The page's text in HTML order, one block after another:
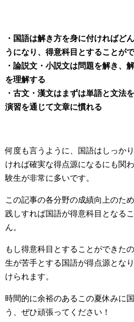
・国語は解き方を身に付ければど
うになり、得意科目とすることが
・論説文・小説文は問題を解き、
を理解する
・古文・漢文はまずは単語と文法
演習を通じて文章に慣れる
何度も言うように、国語はしっか
ければ確実な得点源になるにも関
験生が非常に多いです。
この記事の各分野の成績向上のた
践しすれば国語が得意科目となる
ん。
もし得意科目とすることができた
生が苦手とする国語が得点源とな
けられます。
時間的に余裕のあるこの夏休みに
う、ぜひ頑張ってください！